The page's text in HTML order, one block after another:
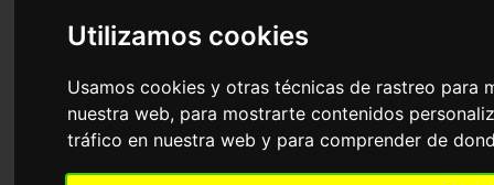
Utilizamos cookies
Usamos cookies y otras técnicas de rastreo para
nuestra web, para mostrarte contenidos
tráfico en nuestra web y para comprender de